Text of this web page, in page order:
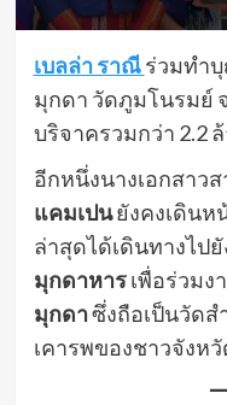
เบลล่า ราณีร่วมทำ
มุกดา วัดภูมโนรมย์
บริจาครวมกว่า 2.2
อีกหนึ่งนางเอกสาว
แคมเปนยังคงเดินห
ล่าสุดได้เดินทางไปยั
มุกดาหารเพื่อร่วมง
มุกดาซึ่งถือเป็นวัดส
เคารพของชาวจังห